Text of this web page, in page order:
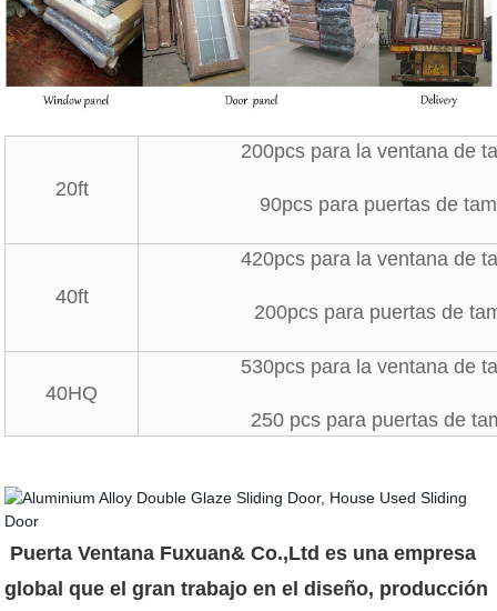
20ft
200pcs para la ventana de
90pcs para puertas de
40ft
420pcs para la ventana de
200pcs para puertas de
40HQ
530pcs para la ventana de
250 pcs para puertas de
Puerta Ventana Fuxuan& Co.,Ltd es una empresa
global que el gran trabajo en el diseño, producción